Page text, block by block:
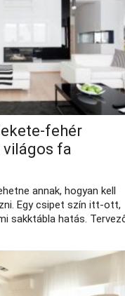
fehér
világos fa
annak, hogyan kell
Egy csipet szín itt-ott,
sakktábla hatás.